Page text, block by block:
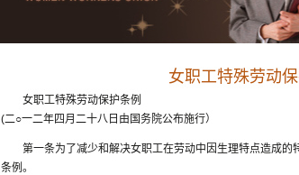
女职工特殊劳动
女职工特殊劳动保护条例
(二○一二年四月二十八日由国务院公布施行）
第一条为了减少和解决女职工在劳动中因生理特点造成
条例。